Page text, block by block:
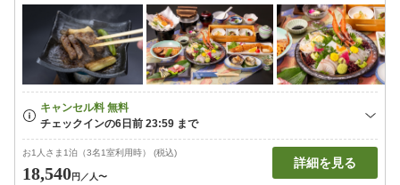
お1人さま1泊（3名1室利用時） (税込)
18,540円 ／人〜
詳細を見る